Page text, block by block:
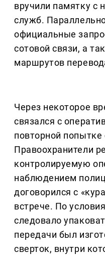
вручили памятку с
служб.
официальные
сотовой связи, а
маршрутов
Через некоторое
связался с
повторной попытке
Правоохранители
контролируемую
наблюдением
договорился с
встрече. По
следовало
передачи был
сверток, внутри